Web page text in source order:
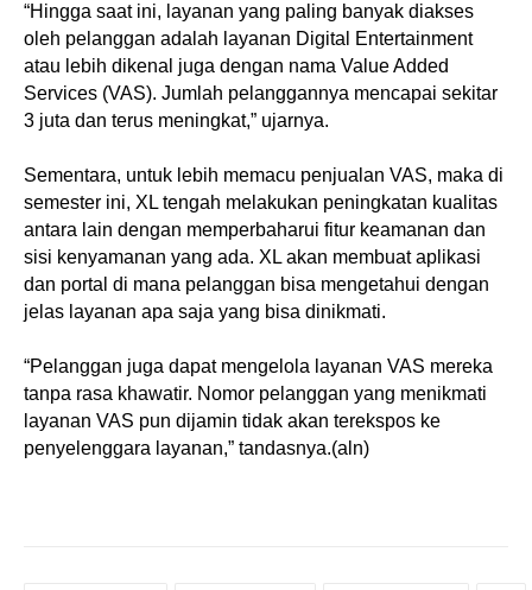
“Hingga saat ini, layanan yang paling banyak diakses
oleh pelanggan adalah layanan Digital Entertainment
atau lebih dikenal juga dengan nama Value Added
Services (VAS). Jumlah pelanggannya mencapai sekitar
3 juta dan terus meningkat,” ujarnya.
Sementara, untuk lebih memacu penjualan VAS, maka di
semester ini, XL tengah melakukan peningkatan kualitas
antara lain dengan memperbaharui fitur keamanan dan
sisi kenyamanan yang ada. XL akan membuat aplikasi
dan portal di mana pelanggan bisa mengetahui dengan
jelas layanan apa saja yang bisa dinikmati.
“Pelanggan juga dapat mengelola layanan VAS mereka
tanpa rasa khawatir. Nomor pelanggan yang menikmati
layanan VAS pun dijamin tidak akan terekspos ke
penyelenggara layanan,” tandasnya.(aln)